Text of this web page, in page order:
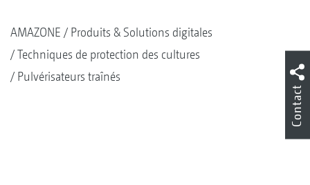
AMAZONE
Produits & Solutions digitales
Techniques de protection des cultures
Pulvérisateurs traînés
Contact